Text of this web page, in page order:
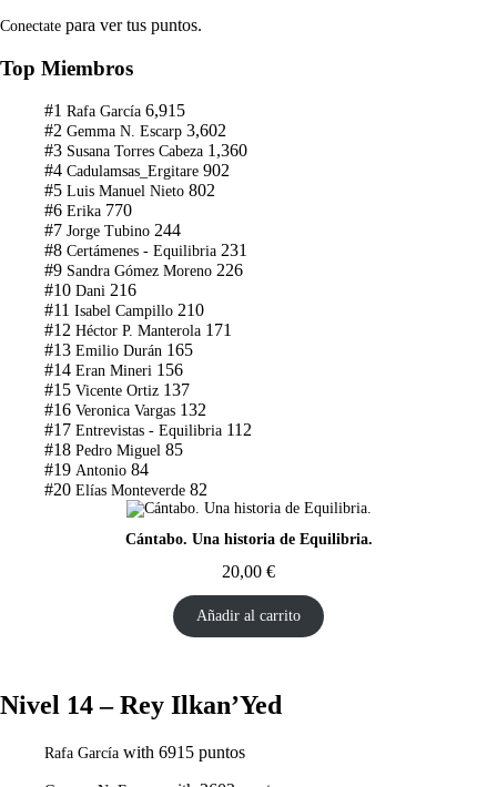
Conectate para ver tus puntos.
Top Miembros
#1 Rafa García 6,915
#2 Gemma N. Escarp 3,602
#3 Susana Torres Cabeza 1,360
#4 Cadulamsas_Ergitare 902
#5 Luis Manuel Nieto 802
#6 Erika 770
#7 Jorge Tubino 244
#8 Certámenes - Equilibria 231
#9 Sandra Gómez Moreno 226
#10 Dani 216
#11 Isabel Campillo 210
#12 Héctor P. Manterola 171
#13 Emilio Durán 165
#14 Eran Mineri 156
#15 Vicente Ortiz 137
#16 Veronica Vargas 132
#17 Entrevistas - Equilibria 112
#18 Pedro Miguel 85
#19 Antonio 84
#20 Elías Monteverde 82
Cántabo. Una historia de Equilibria.
20,00 €
Añadir al carrito
Nivel 14 – Rey Ilkan’Yed
Rafa García with 6915 puntos